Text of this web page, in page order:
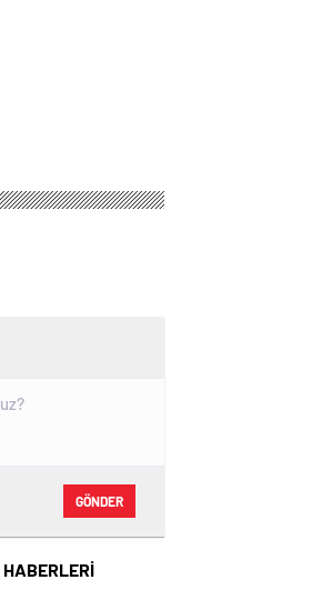
GÖNDER
HABERLERİ